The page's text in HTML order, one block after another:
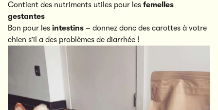
Contient des nutriments utiles pour les femelles
gestantes
Bon pour les intestins – donnez donc des carottes à votre
chien s’il a des problèmes de diarrhée !